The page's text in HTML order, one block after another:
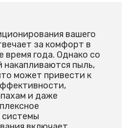
вашего
за комфорт в
время года. Однако со
накапливаются пыль,
может привести к
и даже